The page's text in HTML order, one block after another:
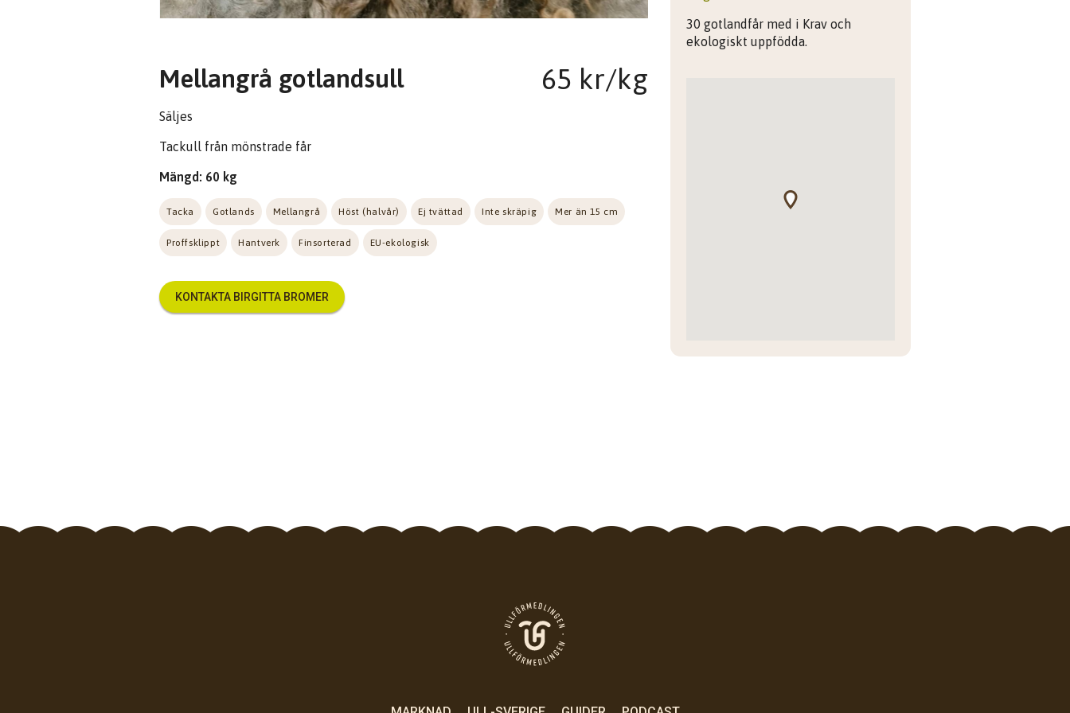
Mellangrå gotlandsull 65 kr/kg
Säljes
Tackull från mönstrade får
Mängd: 60 kg
Tacka Gotlands Mellangrå Höst (halvår) Ej tvättad Inte skräpig Mer än 15 cm
Proffsklippt Hantverk Finsorterad EU-ekologisk
KONTAKTA BIRGITTA BROMER
30 gotlandfår med i Krav och
ekologiskt uppfödda.